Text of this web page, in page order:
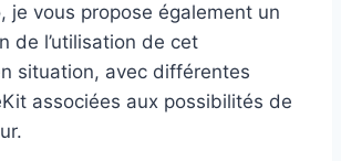
je vous propose également un
de l’utilisation de cet
situation, avec différentes
associées aux possibilités de